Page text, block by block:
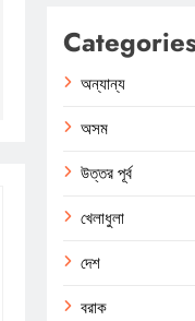
অন্যান্য
অসম
উত্তর পূর্ব
খেলাধুলা
দেশ
বরাক